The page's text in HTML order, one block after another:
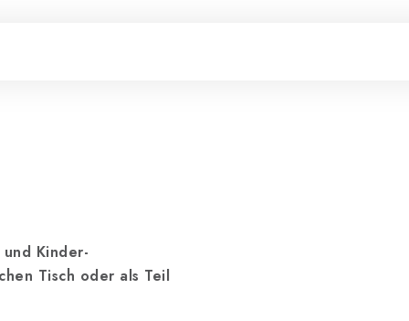
Kinder-
Tisch oder als Teil